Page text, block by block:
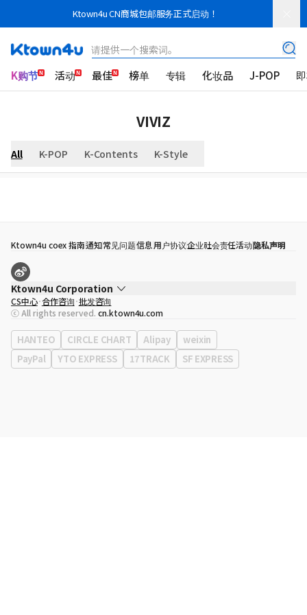
Ktown4u CN商城包邮服务正式启动！
请提供一个搜索词。
K购节 活动 最佳 榜单 专辑 化妆品 J-POP
VIVIZ
All K-POP K-Contents K-Style
Ktown4u coex 指南通知常见问题信息用户协议企业社会责任活动隐私声明
Ktown4u Corporation
代表
宋効珉
营业执照 120-87-71116
公司地址 首尔特别市 江南区 岭东大路 513号 3楼 （三成洞， coex)
CS中心 合作咨询 批发咨询
ⓒ All rights reserved. cn.ktown4u.com
HANTEO CIRCLE CHART Alipay
weixin
PayPal
YTO EXPRESS 17TRACK SF EXPRESS